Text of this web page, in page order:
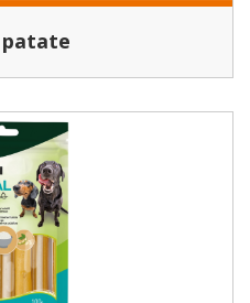
patate